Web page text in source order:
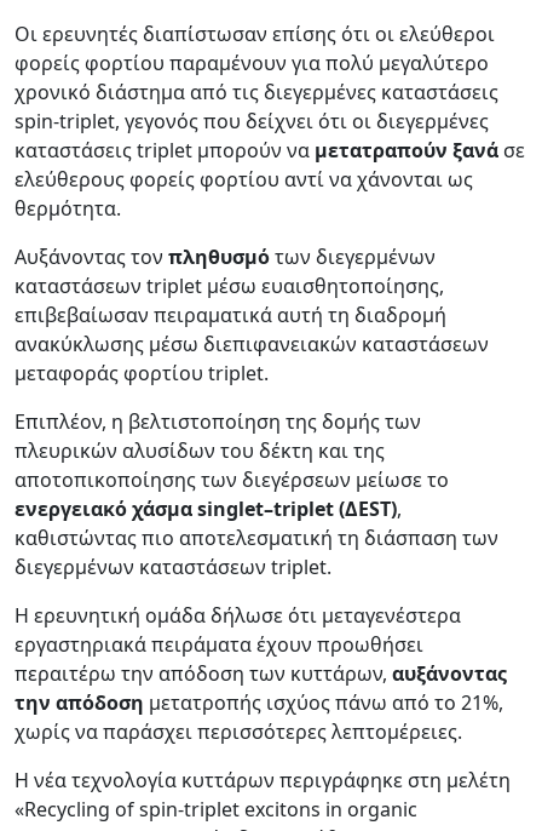
Οι ερευνητές διαπίστωσαν επίσης ότι οι ελεύθεροι
φορείς φορτίου παραμένουν για πολύ μεγαλύτερο
χρονικό διάστημα από τις διεγερμένες καταστάσεις
spin-triplet, γεγονός που δείχνει ότι οι διεγερμένες
καταστάσεις triplet μπορούν να μετατραπούν ξανά σε
ελεύθερους φορείς φορτίου αντί να χάνονται ως
θερμότητα.
Αυξάνοντας τον πληθυσμότων διεγερμένων
καταστάσεων triplet μέσω ευαισθητοποίησης,
επιβεβαίωσαν πειραματικά αυτή τη διαδρομή
ανακύκλωσης μέσω διεπιφανειακών καταστάσεων
μεταφοράς φορτίου triplet.
Επιπλέον, η βελτιστοποίηση της δομής των
πλευρικών αλυσίδων του δέκτη και της
αποτοπικοποίησης των διεγέρσεων μείωσε το
ενεργειακό χάσμα singlet–triplet (ΔEST),
καθιστώντας πιο αποτελεσματική τη διάσπαση των
διεγερμένων καταστάσεων triplet.
Η ερευνητική ομάδα δήλωσε ότι μεταγενέστερα
εργαστηριακά πειράματα έχουν προωθήσει
περαιτέρω την απόδοση των κυττάρων, αυξάνοντας
την απόδοση μετατροπής ισχύος πάνω από το 21%,
χωρίς να παράσχει περισσότερες λεπτομέρειες.
Η νέα τεχνολογία κυττάρων περιγράφηκε στη μελέτη
«Recycling of spin-triplet excitons in organic